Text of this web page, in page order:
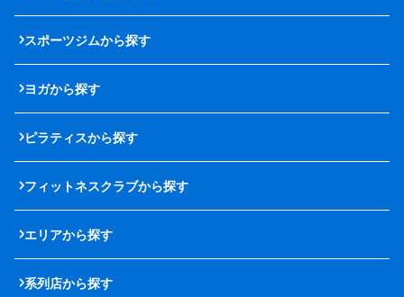
スポーツジムから探す
ヨガから探す
ピラティスから探す
フィットネスクラブから探す
エリアから探す
系列店から探す